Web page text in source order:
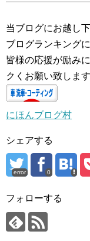
当ブログにお越し
ブログランキング
皆様の応援が励み
クくお願い致します
にほんブログ村
シェアする
error 0
フォローする